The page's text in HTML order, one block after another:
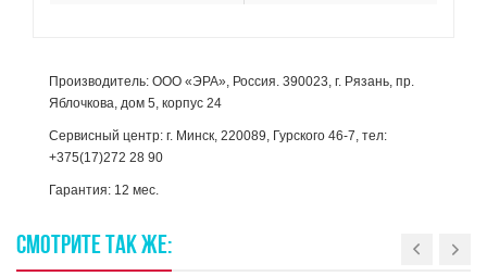
Производитель: ООО «ЭРА», Россия. 390023, г. Рязань, пр.
Яблочкова, дом 5, корпус 24
Сервисный центр: г. Минск, 220089, Гурского 46-7, тел:
+375(17)272 28 90
Гарантия: 12 мес.
СМОТРИТЕ ТАКЖЕ: